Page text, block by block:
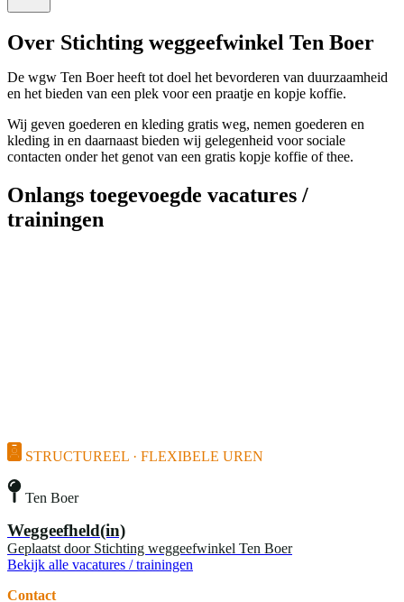
Over Stichting weggeefwinkel Ten Boer
De wgw Ten Boer heeft tot doel het bevorderen van duurzaamheid
en het bieden van een plek voor een praatje en kopje koffie.
Wij geven goederen en kleding gratis weg, nemen goederen en
kleding in en daarnaast bieden wij gelegenheid voor sociale
contacten onder het genot van een gratis kopje koffie of thee.
Onlangs toegevoegde vacatures /
trainingen
STRUCTUREEL · FLEXIBELE UREN
Ten Boer
Weggeefheld(in)
Geplaatst door Stichting weggeefwinkel Ten Boer
Bekijk alle vacatures / trainingen
Contact